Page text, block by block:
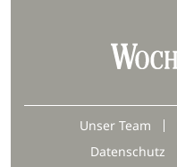
Unser Team
Datenschutz